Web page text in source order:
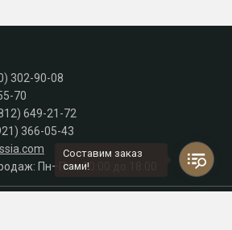
302-90-08
70
649-21-72
366-05-43
Пн–Пт с 10:00 до 18:00
Составим заказ
сами!